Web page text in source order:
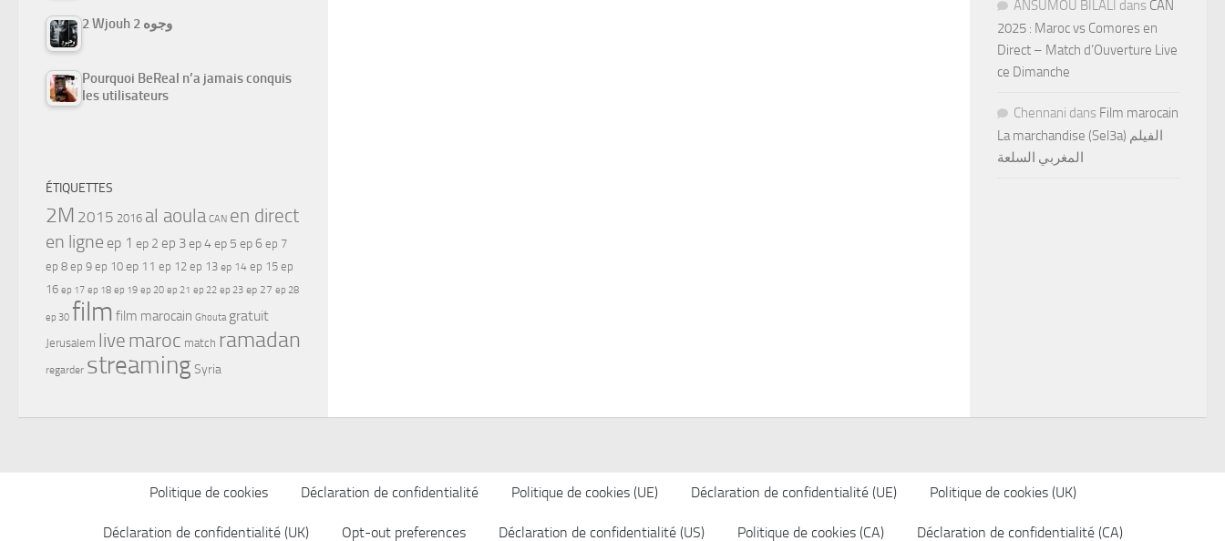
2 Wjouh 2 وجوه
Pourquoi BeReal n’a jamais conquis
les utilisateurs
ÉTIQUETTES
2M 2015 2016 al aoula CAN en direct
en ligne ep 1 ep 2 ep 3ep 4ep 5 ep 6 ep 7
ep 8 ep 9 ep 10 ep 11 ep 12 ep 13 ep 14 ep 15 ep
16 ep 17 ep 18 ep 19 ep 20 ep 21 ep 22 ep 23 ep 27 ep 28
ep 30 film film marocain Ghouta gratuit
Jerusalem live maroc match ramadan
regarder streamingSyria
ANSUMOU BILALI dans CAN
2025 : Maroc vs Comores en
Direct – Match d’Ouverture Live
ce Dimanche
Chennani dans Film marocain
La marchandise (Sel3a) الفيلم
المغربي السلعة
Politique de cookies Déclaration de confidentialité Politique de cookies (UE) Déclaration de confidentialité (UE) Politique de cookies (UK)
Déclaration de confidentialité (UK) Opt-out preferences Déclaration de confidentialité (US) Politique de cookies (CA) Déclaration de confidentialité (CA)